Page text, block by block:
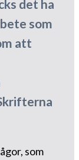
det ha
som
att
som